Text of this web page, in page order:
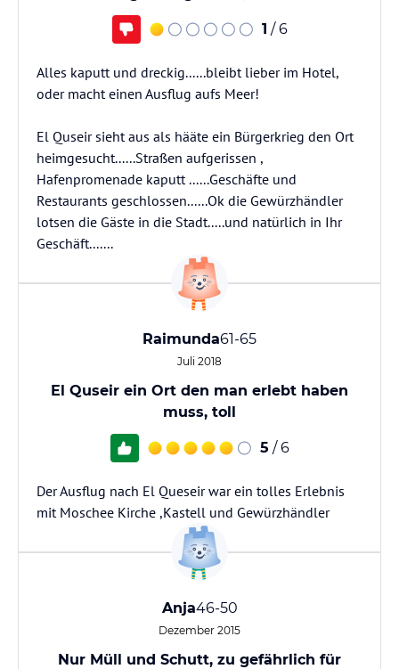
1 / 6
Alles kaputt und dreckig......bleibt lieber im Hotel,
oder macht einen Ausflug aufs Meer!
El Quseir sieht aus als hääte ein Bürgerkrieg den Ort
heimgesucht......Straßen aufgerissen ,
Hafenpromenade kaputt ......Geschäfte und
Restaurants geschlossen......Ok die Gewürzhändler
lotsen die Gäste in die Stadt.....und natürlich in Ihr
Geschäft.......
Raimunda61-65
Juli 2018
El Quseir ein Ort den man erlebt haben
muss, toll
5 / 6
Der Ausflug nach El Queseir war ein tolles Erlebnis
mit Moschee Kirche ,Kastell und Gewürzhändler
Anja46-50
Dezember 2015
Nur Müll und Schutt, zu gefährlich für